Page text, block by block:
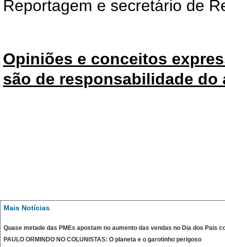
Reportagem e secretário de
Opiniões e conceitos
são de responsabilidade do
Mais Notícias
Quase metade das PMEs apostam no aumento das vendas no Dia dos Pais
PAULO ORMINDO NO COLUNISTAS: O planeta e o garotinho perigoso